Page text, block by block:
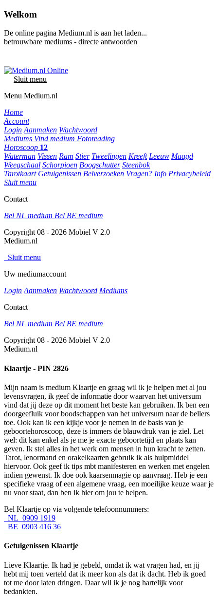
Welkom
De online pagina Medium.nl is aan het laden...
betrouwbare mediums - directe antwoorden
Sluit menu
Menu Medium.nl
Home
Account
Login Aanmaken Wachtwoord
Mediums Vind medium Fotoreading
Horoscoop 12
Waterman Vissen Ram Stier Tweelingen Kreeft Leeuw Maagd
Weegschaal Schorpioen Boogschutter Steenbok
Tarotkaart Getuigenissen Belverzoeken Vragen? Info Privacybeleid
Sluit menu
Contact
Bel NL medium Bel BE medium
Copyright 08 - 2026 Mobiel V 2.0
Medium.nl
Sluit menu
Uw mediumaccount
Login Aanmaken Wachtwoord Mediums
Contact
Bel NL medium Bel BE medium
Copyright 08 - 2026 Mobiel V 2.0
Medium.nl
Klaartje - PIN 2826
Mijn naam is medium Klaartje en graag wil ik je helpen met al jou
levensvragen, ik geef de informatie door waarvan het universum
vind dat jij deze op dit moment het beste kan gebruiken. Ik ben een
doorgeefluik voor boodschappen van het universum naar de bellers
toe. Ook kan ik een kijkje voor je nemen in de basis van je
geboortehoroscoop, deze is immers de blauwdruk van je ziel. Let
wel: dit kan enkel als je me je exacte geboortetijd en plaats kan
geven. Ik stel alles in het werk om mensen in hun kracht te zetten.
Tarot, lenormand en orakelkaarten gebruik ik als hulpmiddel
hiervoor. Ook geef ik tips mbt manifesteren en werken met engelen
indien gewenst. Ik doe ook kaarsenmagie op aanvraag. Heb je een
specifieke vraag of een algemene vraag, een moeilijke keuze waar je
nu voor staat, dan ben ik hier om jou te helpen.
Bel Klaartje op via volgende telefoonnummers:
NL 0909 1919
BE 0903 416 36
Getuigenissen Klaartje
Lieve Klaartje. Ik had je gebeld, omdat ik wat vragen had, en jij
hebt mij toen verteld dat ik meer kon als dat ik dacht. Heb ik goed
tot me door laten dringen. Daar wil ik je nog hartelijk voor
bedankten.